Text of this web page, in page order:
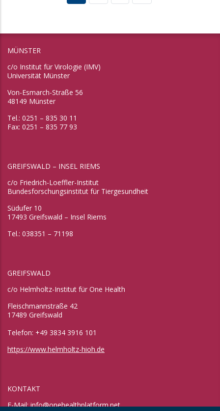
MÜNSTER
c/o Institut für Virologie (IMV)
Universität Münster
Von-Esmarch-Straße 56
48149 Münster
Tel.: 0251 – 835 30 11
Fax: 0251 – 835 77 93
GREIFSWALD – INSEL RIEMS
c/o Friedrich-Loeffler-Institut
Bundesforschungsinstitut für Tiergesundheit
Südufer 10
17493 Greifswald – Insel Riems
Tel.: 038351 – 71198
GREIFSWALD
c/o Helmholtz-Institut für One Health
Fleischmannstraße 42
17489 Greifswald
Telefon: +49 3834 3916 101
https://www.helmholtz-hioh.de
KONTAKT
E-Mail:info@onehealthplatform.net